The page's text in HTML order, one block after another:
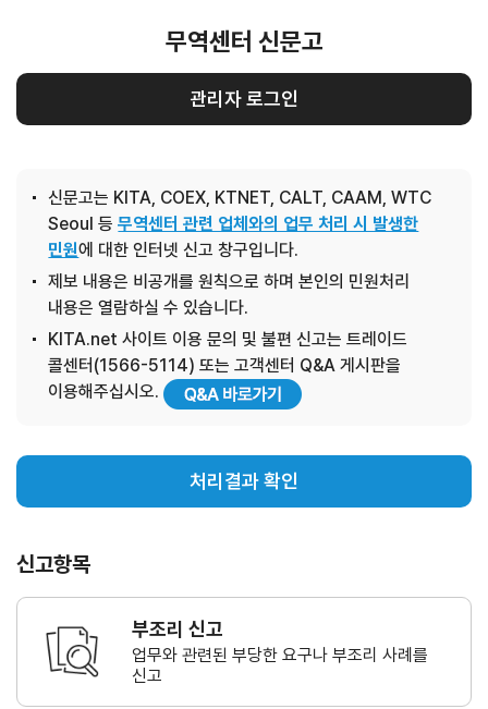
무역센터 신문고
관리자 로그인
신문고는 KITA, COEX, KTNET, CALT, CAAM, WTC
Seoul 등무역센터 관련 업체와의 업무 처리 시 발생한
민원에 대한 인터넷 신고 창구입니다.
제보 내용은 비공개를 원칙으로 하며 본인의 민원처리
내용은 열람하실 수 있습니다.
KITA.net 사이트 이용 문의 및 불편 신고는 트레이드
콜센터(1566-5114) 또는 고객센터 Q&A 게시판을
이용해주십시오.
처리결과 확인
신고항목
부조리 신고
업무와 관련된 부당한 요구나 부조리 사례를
신고